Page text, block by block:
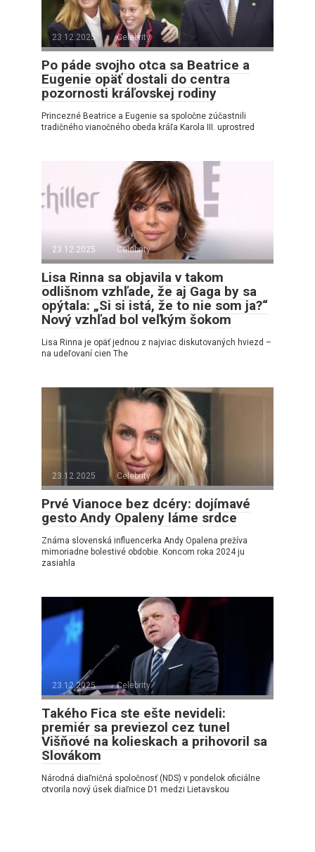
23.12.2025 Celebrity
Po páde svojho otca sa Beatrice a
Eugenie opäť dostali do centra
pozornosti kráľovskej rodiny
Princezné Beatrice a Eugenie sa spoločne zúčastnili
tradičného vianočného obeda kráľa Karola III. uprostred
23.12.2025 Celebrity
Lisa Rinna sa objavila v takom
odlišnom vzhľade, že aj Gaga by sa
opýtala: „Si si istá, že to nie som ja?“
Nový vzhľad bol veľkým šokom
Lisa Rinna je opäť jednou z najviac diskutovaných hviezd –
na udeľovaní cien The
23.12.2025 Celebrity
Prvé Vianoce bez dcéry: dojímavé
gesto Andy Opaleny láme srdce
Známa slovenská influencerka Andy Opalena prežíva
mimoriadne bolestivé obdobie. Koncom roka 2024 ju
zasiahla
23.12.2025 Celebrity
Takého Fica ste ešte nevideli:
premiér sa previezol cez tunel
Višňové na kolieskach a prihovoril sa
Slovákom
Národná diaľničná spoločnosť (NDS) v pondelok oficiálne
otvorila nový úsek diaľnice D1 medzi Lietavskou